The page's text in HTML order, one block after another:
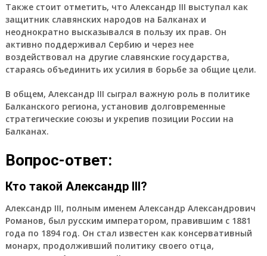
Также стоит отметить, что Александр III выступал как
защитник славянских народов на Балканах и
неоднократно высказывался в пользу их прав. Он
активно поддерживал Сербию и через нее
воздействовал на другие славянские государства,
стараясь объединить их усилия в борьбе за общие цели.
В общем, Александр III сыграл важную роль в политике
Балканского региона, установив долговременные
стратегические союзы и укрепив позиции России на
Балканах.
Вопрос-ответ:
Кто такой Александр III?
Александр III, полным именем Александр Александрович
Романов, был русским императором, правившим с 1881
года по 1894 год. Он стал известен как консервативный
монарх, продолживший политику своего отца,